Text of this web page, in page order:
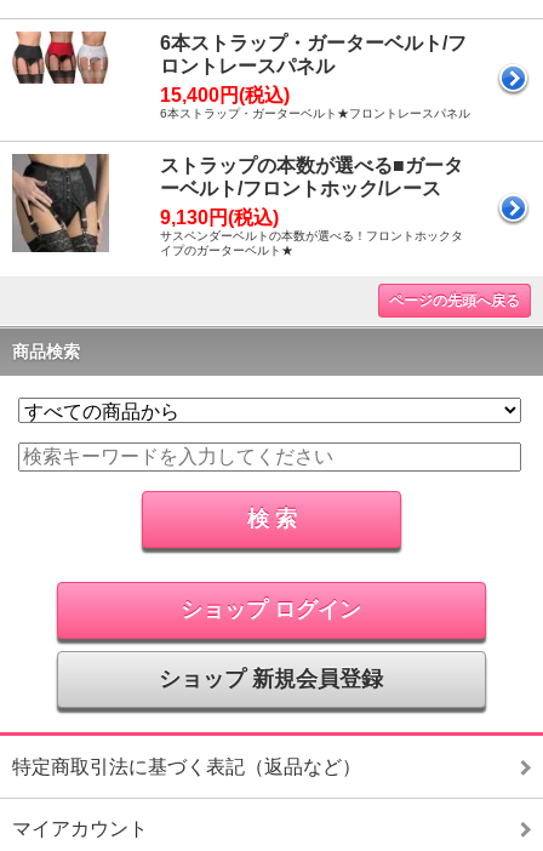
6本ストラップ・ガーターベルト/フ
ロントレースパネル
15,400円(税込)
6本ストラップ・ガーターベルト★フロントレースパネル
ストラップの本数が選べる■ガータ
ーベルト/フロントホック/レース
9,130円(税込)
サスペンダーベルトの本数が選べる！フロントホックタ
イプのガーターベルト★
ページの先頭へ戻る
商品検索
ショップ ログイン
ショップ 新規会員登録
特定商取引法に基づく表記（返品など）
マイアカウント